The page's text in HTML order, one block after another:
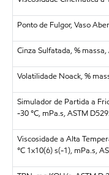
Ponto de Fulgor, Vaso
Cinza Sulfatada, %
Volatilidade Noack, %
Simulador de Partida a
-30 °C, mPa.s, ASTM
Viscosidade a Alta
°C 1x10(6) s(-1), mPa.s,